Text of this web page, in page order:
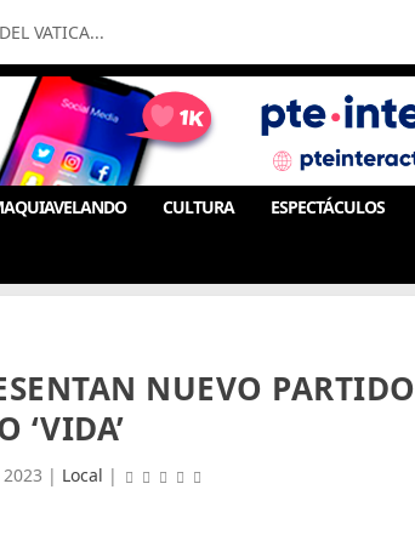
VATICA...
CULTURA ESPECTÁCULOS
NUEVO PARTIDO
‘VIDA’
| Local |